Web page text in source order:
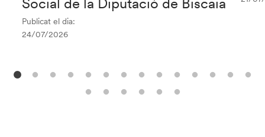
Publicat el dia:
24/07/2026